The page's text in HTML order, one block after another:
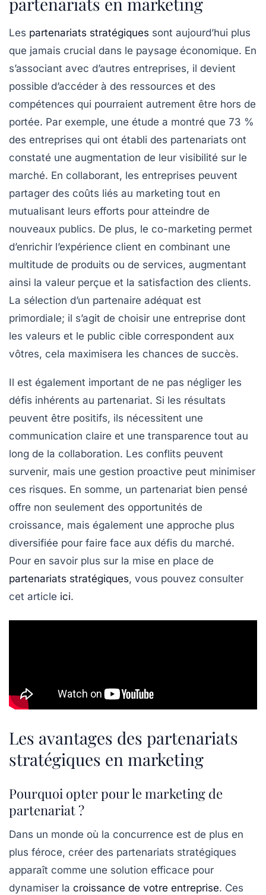
Les partenariats stratégiques sont aujourd’hui plus
que jamais crucial dans le paysage économique. En
s’associant avec d’autres entreprises, il devient
possible d’accéder à des ressources et des
compétences qui pourraient autrement être hors de
portée. Par exemple, une étude a montré que 73 %
des entreprises qui ont établi des partenariats ont
constaté une augmentation de leur visibilité sur le
marché. En collaborant, les entreprises peuvent
partager des coûts liés au marketing tout en
mutualisant leurs efforts pour atteindre de
nouveaux publics. De plus, le co-marketing permet
d’enrichir l’expérience client en combinant une
multitude de produits ou de services, augmentant
ainsi la valeur perçue et la satisfaction des clients.
La sélection d’un partenaire adéquat est
primordiale; il s’agit de choisir une entreprise dont
les valeurs et le public cible correspondent aux
vôtres, cela maximisera les chances de succès.
Il est également important de ne pas négliger les
défis inhérents au partenariat. Si les résultats
peuvent être positifs, ils nécessitent une
communication claire et une transparence tout au
long de la collaboration. Les conflits peuvent
survenir, mais une gestion proactive peut minimiser
ces risques. En somme, un partenariat bien pensé
offre non seulement des opportunités de
croissance, mais également une approche plus
diversifiée pour faire face aux défis du marché.
Pour en savoir plus sur la mise en place de
partenariats stratégiques, vous pouvez consulter
cet article ici.
Les avantages des partenariats
stratégiques en marketing
Pourquoi opter pour le marketing de
partenariat ?
Dans un monde où la concurrence est de plus en
plus féroce, créer des partenariats stratégiques
apparaît comme une solution efficace pour
dynamiser la croissance de votre entreprise. Ces